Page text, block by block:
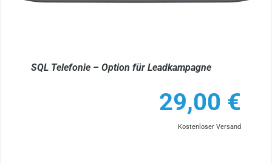
SQL Telefonie – Option für Leadkampagne
29,00 €
Kostenloser Versand